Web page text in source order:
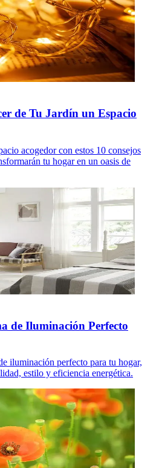
de Tu Jardín un Espacio
acogedor con estos 10 consejos
tu hogar en un oasis de
de Iluminación Perfecto
iluminación perfecto para tu hogar,
estilo y eficiencia energética.